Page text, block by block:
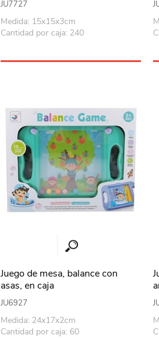
Juguetes para
Casas,castillos y
Amansaloco-
trompo
Ciencia
Juegos de salón
JU7727
Medida: 15x15x3cm
Cantidad por caja: 240
Juego de mesa, balance con
asas, en caja
JU6927
Medida: 24x17x2cm
Cantidad por caja: 60